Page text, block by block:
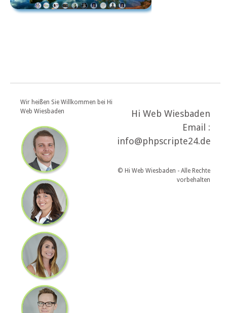
Wir heißen Sie Willkommen bei Hi
Web Wiesbaden
Hi Web Wiesbaden
Email :
info@phpscripte24.de
© Hi Web Wiesbaden - Alle Rechte
vorbehalten